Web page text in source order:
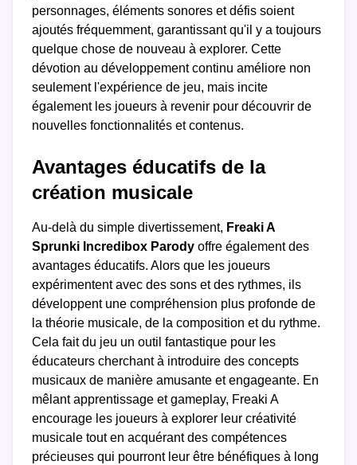
personnages, éléments sonores et défis soient
ajoutés fréquemment, garantissant qu'il y a toujours
quelque chose de nouveau à explorer. Cette
dévotion au développement continu améliore non
seulement l'expérience de jeu, mais incite
également les joueurs à revenir pour découvrir de
nouvelles fonctionnalités et contenus.
Avantages éducatifs de la
création musicale
Au-delà du simple divertissement, Freaki A
Sprunki Incredibox Parody offre également des
avantages éducatifs. Alors que les joueurs
expérimentent avec des sons et des rythmes, ils
développent une compréhension plus profonde de
la théorie musicale, de la composition et du rythme.
Cela fait du jeu un outil fantastique pour les
éducateurs cherchant à introduire des concepts
musicaux de manière amusante et engageante. En
mêlant apprentissage et gameplay, Freaki A
encourage les joueurs à explorer leur créativité
musicale tout en acquérant des compétences
précieuses qui pourront leur être bénéfiques à long